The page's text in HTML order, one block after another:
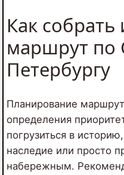
Как
маршрут по
Петербургу
Планирование
определения
погрузиться в
наследие или просто
набережным.